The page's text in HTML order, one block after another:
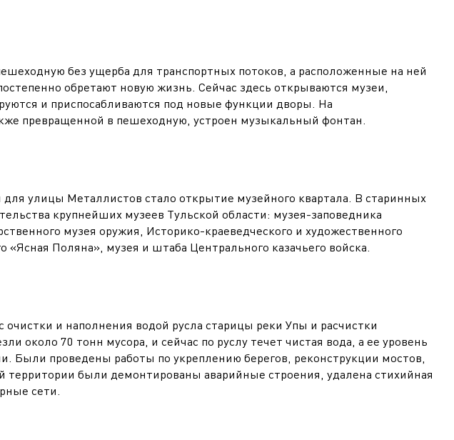
без ущерба для транспортных потоков, а расположенные на ней
обретают новую жизнь. Сейчас здесь открываются музеи,
и приспосабливаются под новые функции дворы. На
превращенной в пешеходную, устроен музыкальный фонтан.
улицы Металлистов стало открытие музейного квартала. В старинных
крупнейших музеев Тульской области: музея-заповедника
музея оружия, Историко-краеведческого и художественного
Поляна», музея и штаба Центрального казачьего войска.
и наполнения водой русла старицы реки Упы и расчистки
около 70 тонн мусора, и сейчас по руслу течет чистая вода, а ее уровень
Были проведены работы по укреплению берегов, реконструкции мостов,
территории были демонтированы аварийные строения, удалена стихийная
сети.